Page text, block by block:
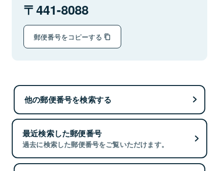
441-8088
郵便番号をコピーする
他の郵便番号を検索する
最近検索した郵便番号
過去に検索した郵便番号をご覧いただけます。